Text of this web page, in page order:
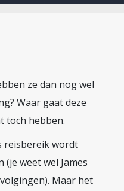
ze dan nog wel
Waar gaat deze
toch hebben.
reisbereik wordt
weet wel James
Maar het